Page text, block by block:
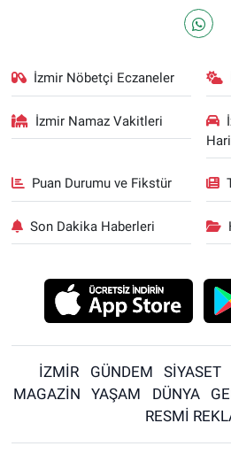
İzmir Nöbetçi Eczaneler
İzmir Namaz Vakitleri
Puan Durumu ve Fikstür
Son Dakika Haberleri
İZMİR GÜNDEM SİYASET
MAGAZİN
YAŞAM DÜNYA
RESMİ